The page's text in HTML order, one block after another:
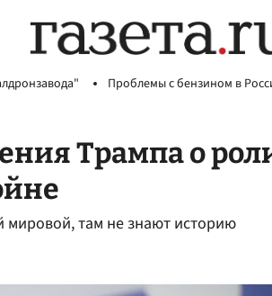
Проблемы с бензином в
Трампа о
мировой, там не знают историю